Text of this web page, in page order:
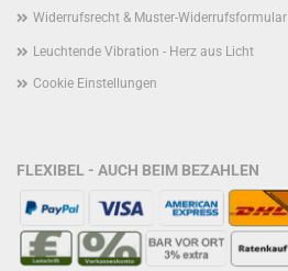
Widerrufsrecht & Muster-Widerrufsformular
Leuchtende Vibration - Herz aus Licht
Cookie Einstellungen
FLEXIBEL - AUCH BEIM BEZAHLEN